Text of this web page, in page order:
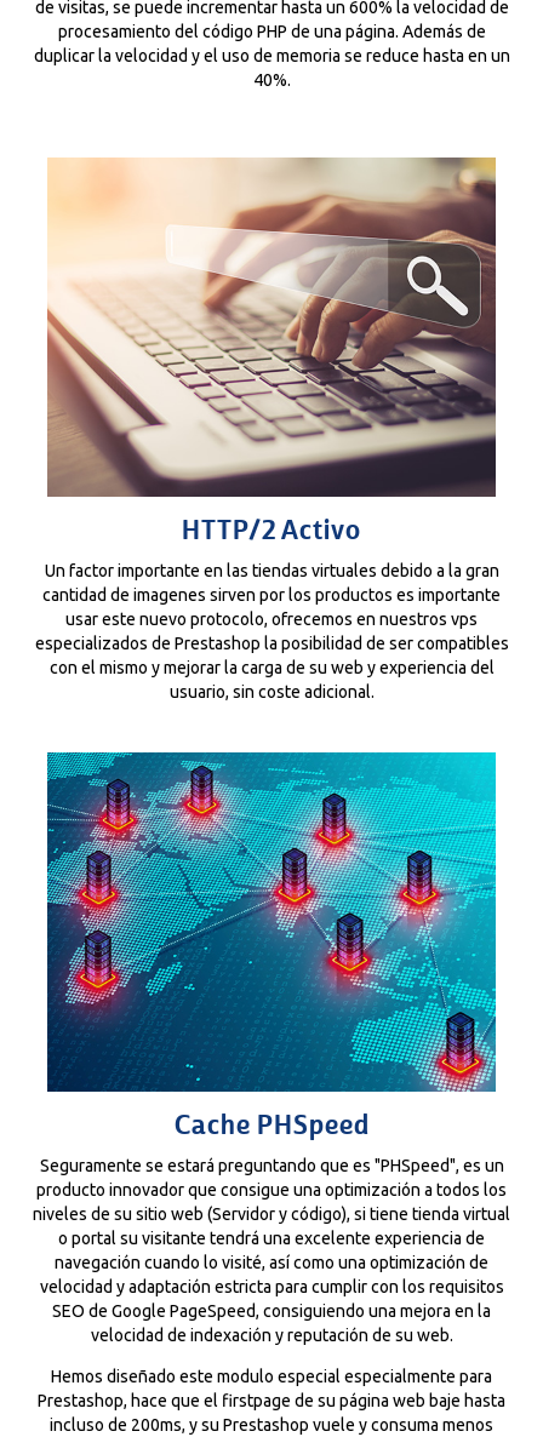
de visitas, se puede incrementar hasta un 600% la velocidad de
procesamiento del código PHP de una página. Además de
duplicar la velocidad y el uso de memoria se reduce hasta en un
40%.
HTTP/2 Activo
Un factor importante en las tiendas virtuales debido a la gran
cantidad de imagenes sirven por los productos es importante
usar este nuevo protocolo, ofrecemos en nuestros vps
especializados de Prestashop la posibilidad de ser compatibles
con el mismo y mejorar la carga de su web y experiencia del
usuario, sin coste adicional.
Cache PHSpeed
Seguramente se estará preguntando que es "PHSpeed", es un
producto innovador que consigue una optimización a todos los
niveles de su sitio web (Servidor y código), si tiene tienda virtual
o portal su visitante tendrá una excelente experiencia de
navegación cuando lo visité, así como una optimización de
velocidad y adaptación estricta para cumplir con los requisitos
SEO de Google PageSpeed, consiguiendo una mejora en la
velocidad de indexación y reputación de su web.
Hemos diseñado este modulo especial especialmente para
Prestashop, hace que el firstpage de su página web baje hasta
incluso de 200ms, y su Prestashop vuele y consuma menos